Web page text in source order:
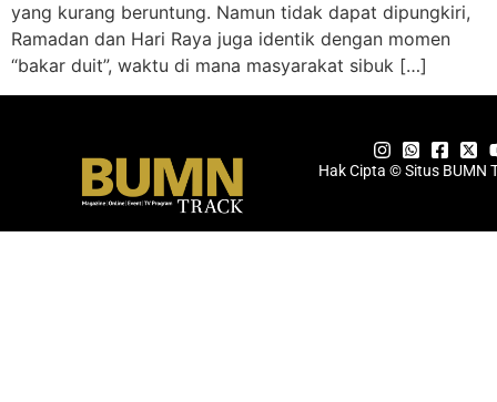
yang kurang beruntung. Namun tidak dapat dipungkiri,
Ramadan dan Hari Raya juga identik dengan momen
“bakar duit”, waktu di mana masyarakat sibuk […]
Hak Cipta © Situs BUMN